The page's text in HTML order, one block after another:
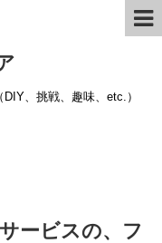
、挑戦、趣味、etc.）
ービスの、フ